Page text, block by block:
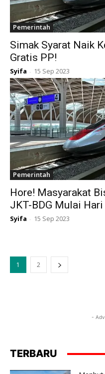
Pemerintah
Simak Syarat Naik
Gratis PP!
Syifa - 15 Sep 2023
Pemerintah
Hore! Masyarakat
JKT-BDG Mulai Hari
Syifa - 15 Sep 2023
1 2
-
TERBARU